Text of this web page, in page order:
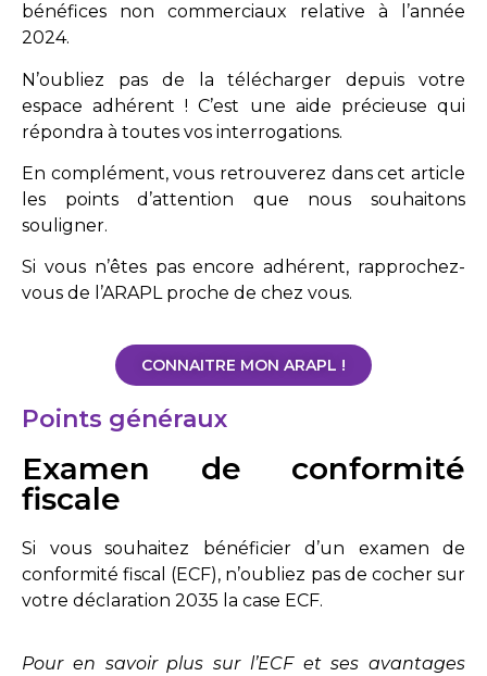
bénéfices non commerciaux relative à l’année
2024.
N’oubliez pas de la télécharger depuis votre
espace adhérent ! C’est une aide précieuse qui
répondra à toutes vos interrogations.
En complément, vous retrouverez dans cet article
les points d’attention que nous souhaitons
souligner.
Si vous n’êtes pas encore adhérent, rapprochez-
vous de l’ARAPL proche de chez vous.
CONNAITRE MON ARAPL !
Points généraux
Examen de conformité
fiscale
Si vous souhaitez bénéficier d’un examen de
conformité fiscal (ECF), n’oubliez pas de cocher sur
votre déclaration 2035 la case ECF.
Pour en savoir plus sur l’ECF et ses avantages